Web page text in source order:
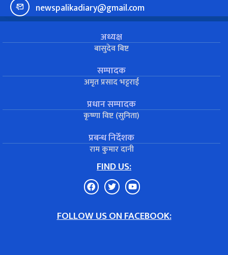
newspalikadiary@gmail.com
अध्यक्ष
बासुदेव बिष्ट
सम्पादक
अमृत प्रसाद भट्टराई
प्रधान सम्पादक
कृष्णा विष्ट (सुनिता)
प्रबन्ध निर्देशक
राम कुमार दानी
FIND US:
FOLLOW US ON FACEBOOK: